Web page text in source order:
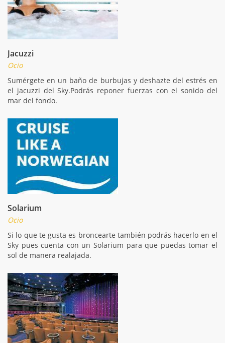
Jacuzzi
Ocio
Sumérgete en un baño de burbujas y deshazte del estrés en
el jacuzzi del Sky.Podrás reponer fuerzas con el sonido del
mar del fondo.
Solarium
Ocio
Si lo que te gusta es broncearte también podrás hacerlo en el
Sky pues cuenta con un Solarium para que puedas tomar el
sol de manera realajada.